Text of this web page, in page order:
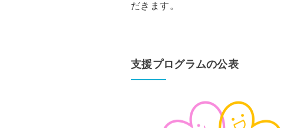
だきます。
支援プログラムの公表